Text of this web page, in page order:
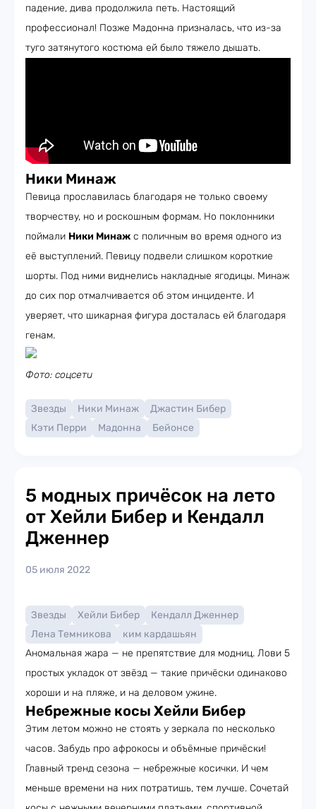
падение, дива продолжила петь. Настоящий
профессионал! Позже Мадонна призналась, что из-за
туго затянутого костюма ей было тяжело дышать.
Ники Минаж
Певица прославилась благодаря не только своему
творчеству, но и роскошным формам. Но поклонники
поймали Ники Минаж с поличным во время одного из
её выступлений. Певицу подвели слишком короткие
шорты. Под ними виднелись накладные ягодицы. Минаж
до сих пор отмалчивается об этом инциденте. И
уверяет, что шикарная фигура досталась ей благодаря
генам.
Фото: соцсети
Звезды Ники Минаж
Джастин Бибер
Кэти Перри
Мадонна Бейонсе
5 модных причёсок на лето
от Хейли Бибер и Кендалл
Дженнер
05 июля 2022
Звезды Хейли Бибер
Кендалл Дженнер
Лена Темникова
ким кардашьян
Аномальная жара — не препятствие для модниц. Лови 5
простых укладок от звёзд — такие причёски одинаково
хороши и на пляже, и на деловом ужине.
Небрежные косы Хейли Бибер
Этим летом можно не стоять у зеркала по несколько
часов. Забудь про афрокосы и объёмные причёски!
Главный тренд сезона — небрежные косички. И чем
меньше времени на них потратишь, тем лучше. Сочетай